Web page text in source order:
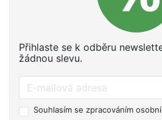
Přihlaste se k odběru
žádnou slevu.
Souhlasím se zpracováním